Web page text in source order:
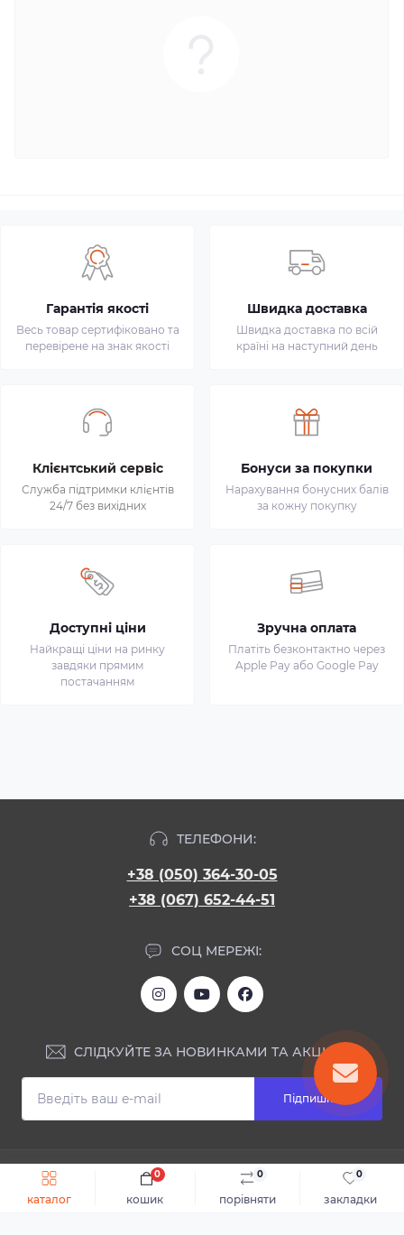
каталог порівняти
0
закладки
0
кошик
0
Швидке замовлення До кошика
Гарантія якості
Весь товар сертифіковано та
перевірене на знак якості
Швидка доставка
Швидка доставка по всій
країні на наступний день
Клієнтський сервіс
Служба підтримки клієнтів
24/7 без вихідних
Бонуси за покупки
Нарахування бонусних балів
за кожну покупку
Доступні ціни
Найкращі ціни на ринку
завдяки прямим
постачанням
Зручна оплата
Платіть безконтактно через
Apple Pay або Google Pay
ТЕЛЕФОНИ:
+38 (050) 364-30-05
+38 (067) 652-44-51
СОЦ МЕРЕЖІ:
СЛІДКУЙТЕ ЗА НОВИНКАМИ ТА АКЦІЯМИ:
Підпишіться
ІНФОРМАЦІЯ